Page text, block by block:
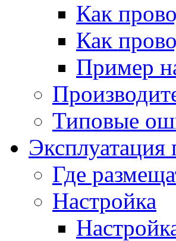
Как
Как
Пример
Типовые
Эксплуатация
Где
Настройка